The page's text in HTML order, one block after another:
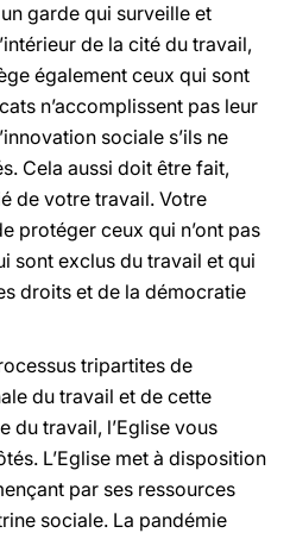
garde qui surveille et
de la cité du travail,
également ceux qui sont
n’accomplissent pas leur
sociale s’ils ne
Cela aussi doit être fait,
de votre travail. Votre
protéger ceux qui n’ont pas
sont exclus du travail et qui
droits et de la démocratie
tripartites de
du travail et de cette
du travail, l’Eglise vous
L’Eglise met à disposition
par ses ressources
sociale. La pandémie